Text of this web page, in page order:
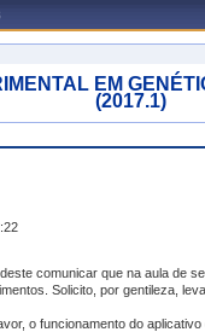
EM
(2017.1)
comunicar que na aula de
Solicito, por gentileza,
o funcionamento do